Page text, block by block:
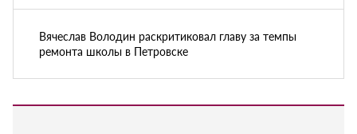
Вячеслав Володин раскритиковал главу за темпы
ремонта школы в Петровске